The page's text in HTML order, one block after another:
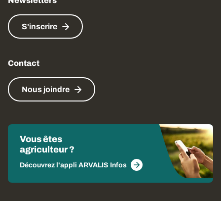
S'inscrire
Contact
Nous joindre
Vous êtes
agriculteur ?
Découvrez l'appli ARVALIS Infos